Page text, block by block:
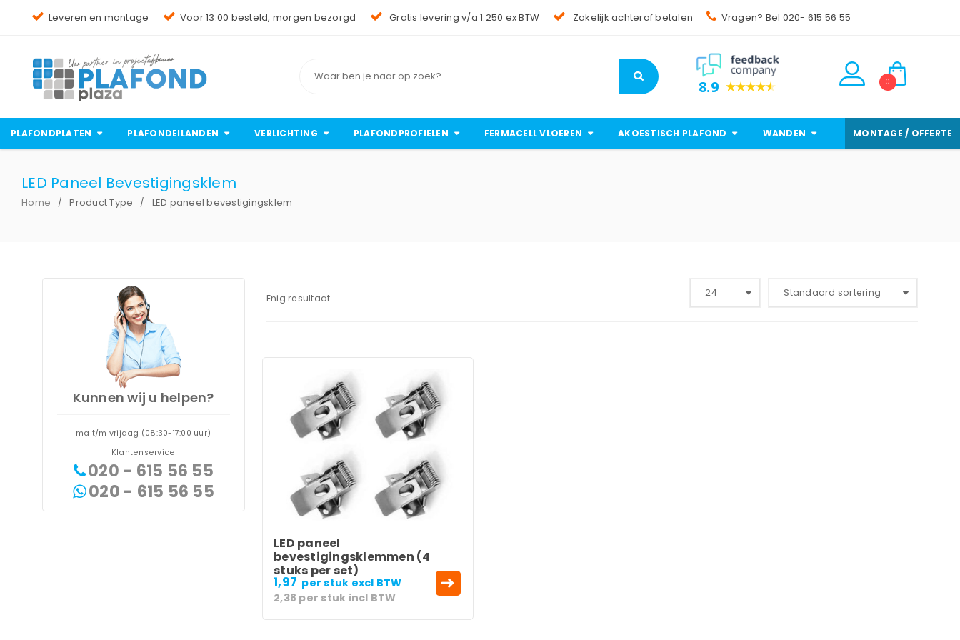
Gebruikersnaam of e-mailadres
Leveren en montage Voor 13.00 besteld, morgen bezorgd Gratis levering v/a 1.250 ex BTW Zakelijk achteraf betalen Vragen? Bel 020- 615 56 55
8.9 0
PLAFONDPLATEN PLAFONDEILANDEN VERLICHTING PLAFONDPROFIELEN FERMACELL VLOEREN AKOESTISCH PLAFOND WANDEN MONTAGE / OFFERTE
LED Paneel Bevestigingsklem
Home / Product Type / LED paneel bevestigingsklem
Kunnen wij u helpen?
ma t/m vrijdag (08:30-17:00 uur)
Klantenservice
020 - 615 56 55
020 - 615 56 55
Enig resultaat Standaard sortering
24
LED paneel
bevestigingsklemmen (4
stuks per set)
1,97 per stuk excl BTW
2,38 per stuk incl BTW